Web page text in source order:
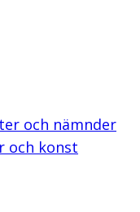
och nämnder
och konst